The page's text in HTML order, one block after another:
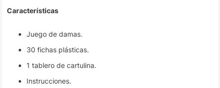
Características
Juego de damas.
30 fichas plásticas.
1 tablero de cartulina.
Instrucciones.